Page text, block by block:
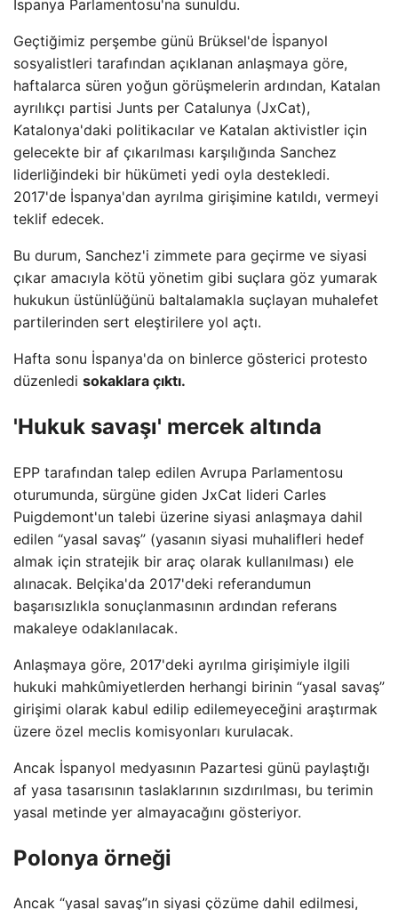
İspanya Parlamentosu'na sunuldu.
Geçtiğimiz perşembe günü Brüksel'de İspanyol
sosyalistleri tarafından açıklanan anlaşmaya göre,
haftalarca süren yoğun görüşmelerin ardından, Katalan
ayrılıkçı partisi Junts per Catalunya (JxCat),
Katalonya'daki politikacılar ve Katalan aktivistler için
gelecekte bir af çıkarılması karşılığında Sanchez
liderliğindeki bir hükümeti yedi oyla destekledi.
2017'de İspanya'dan ayrılma girişimine katıldı, vermeyi
teklif edecek.
Bu durum, Sanchez'i zimmete para geçirme ve siyasi
çıkar amacıyla kötü yönetim gibi suçlara göz yumarak
hukukun üstünlüğünü baltalamakla suçlayan muhalefet
partilerinden sert eleştirilere yol açtı.
Hafta sonu İspanya'da on binlerce gösterici protesto
düzenledi sokaklara çıktı.
'Hukuk savaşı' mercek altında
EPP tarafından talep edilen Avrupa Parlamentosu
oturumunda, sürgüne giden JxCat lideri Carles
Puigdemont'un talebi üzerine siyasi anlaşmaya dahil
edilen “yasal savaş” (yasanın siyasi muhalifleri hedef
almak için stratejik bir araç olarak kullanılması) ele
alınacak. Belçika'da 2017'deki referandumun
başarısızlıkla sonuçlanmasının ardından referans
makaleye odaklanılacak.
Anlaşmaya göre, 2017'deki ayrılma girişimiyle ilgili
hukuki mahkûmiyetlerden herhangi birinin “yasal savaş”
girişimi olarak kabul edilip edilemeyeceğini araştırmak
üzere özel meclis komisyonları kurulacak.
Ancak İspanyol medyasının Pazartesi günü paylaştığı
af yasa tasarısının taslaklarının sızdırılması, bu terimin
yasal metinde yer almayacağını gösteriyor.
Polonya örneği
Ancak “yasal savaş”ın siyasi çözüme dahil edilmesi,